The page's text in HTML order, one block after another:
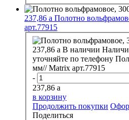
237,86 a Полотно
арт.77915
237,86 a В наличии
уточняйте по телефону
мм// Matrix арт.77915
-
237,86 a
в корзину
Продолжить покупки
Поделиться